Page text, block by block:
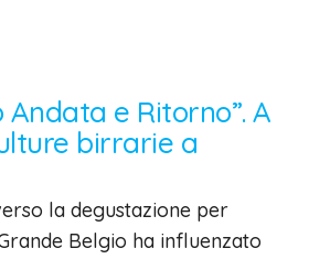
Andata e Ritorno”. A
birrarie a
la degustazione per
Belgio ha influenzato